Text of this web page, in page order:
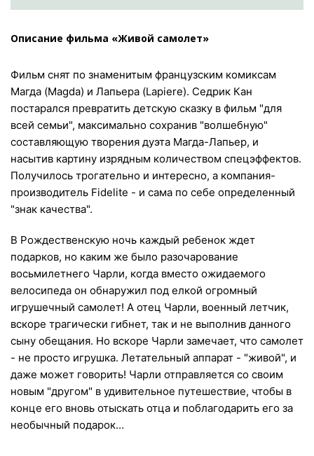
Описание фильма «Живой самолет»
Фильм снят по знаменитым французским комиксам
Магда (Magda) и Лапьера (Lapiere). Седрик Кан
постарался превратить детскую сказку в фильм "для
всей семьи", максимально сохранив "волшебную"
составляющую творения дуэта Магда-Лапьер, и
насытив картину изрядным количеством спецэффектов.
Получилось трогательно и интересно, а компания-
производитель Fidelite - и сама по себе определенный
"знак качества".
В Рождественскую ночь каждый ребенок ждет
подарков, но каким же было разочарование
восьмилетнего Чарли, когда вместо ожидаемого
велосипеда он обнаружил под елкой огромный
игрушечный самолет! А отец Чарли, военный летчик,
вскоре трагически гибнет, так и не выполнив данного
сыну обещания. Но вскоре Чарли замечает, что самолет
- не просто игрушка. Летательный аппарат - "живой", и
даже может говорить! Чарли отправляется со своим
новым "другом" в удивительное путешествие, чтобы в
конце его вновь отыскать отца и поблагодарить его за
необычный подарок…